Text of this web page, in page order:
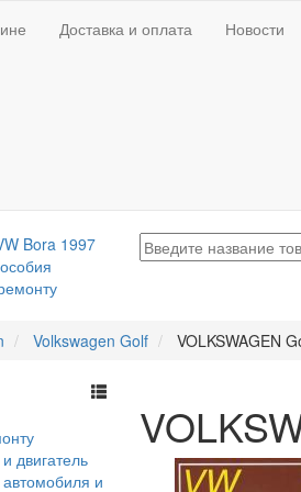
Доставка и оплата Новости
Volkswagen Golf VOLKSWAGEN
двигатель
автомобиля и